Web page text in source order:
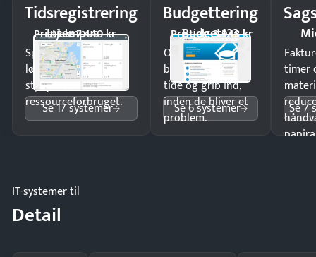
Tidsregistrering
Intempus
Pristjek: 7.440 kr
Spar tid på
lønberegning og få
styr på
ressourceforbruget.
Se 17 systemer
Budgettering
Budget123
Pristjek: 3.948 kr
Opdag
budgetafvigelser i
tide og grib ind,
inden de bliver et
problem.
Se 6 systemer
timer
Se 7
IT-systemer til
Detail